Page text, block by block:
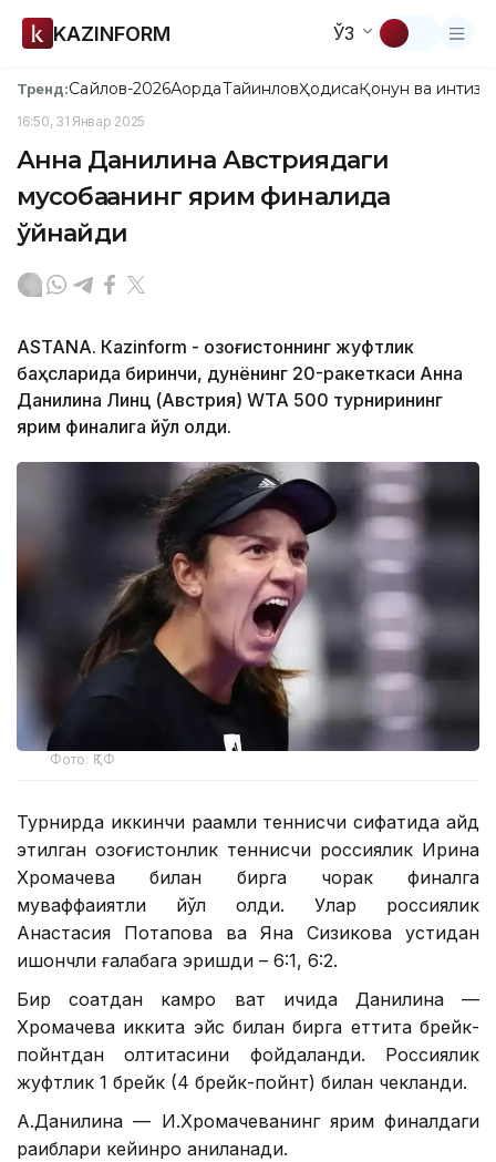
KAZINFORM ЎЗ
Тренд:Сайлов-2026АқордаТайинловҲодисаҚонун ва
16:50, 31 Январ 2025
Анна Данилина Австриядаги
мусобақанинг ярим финалида
ўйнайди
ASTANА. Кazinform - Қозоғистоннинг жуфтлик
баҳсларида биринчи, дунёнинг 20-ракеткаси Анна
Данилина Линц (Австрия) WТА 500 турнирининг
ярим финалига йўл олди.
Фото: ҚТФ
Турнирда иккинчи рақамли теннисчи сифатида қайд
этилган қозоғистонлик теннисчи россиялик Ирина
Хромачева билан бирга чорак финалга
муваффақиятли йўл олди. Улар россиялик
Анастасия Потапова ва Яна Сизикова устидан
ишончли ғалабага эришди – 6:1, 6:2.
Бир соатдан камроқ вақт ичида Данилина —
Хромачева иккита эйс билан бирга еттита брейк-
пойнтдан олтитасини фойдаланди. Россиялик
жуфтлик 1 брейк (4 брейк-пойнт) билан чекланди.
А.Данилина — И.Хромачеванинг ярим финалдаги
рақиблари кейинроқ аниқланади.